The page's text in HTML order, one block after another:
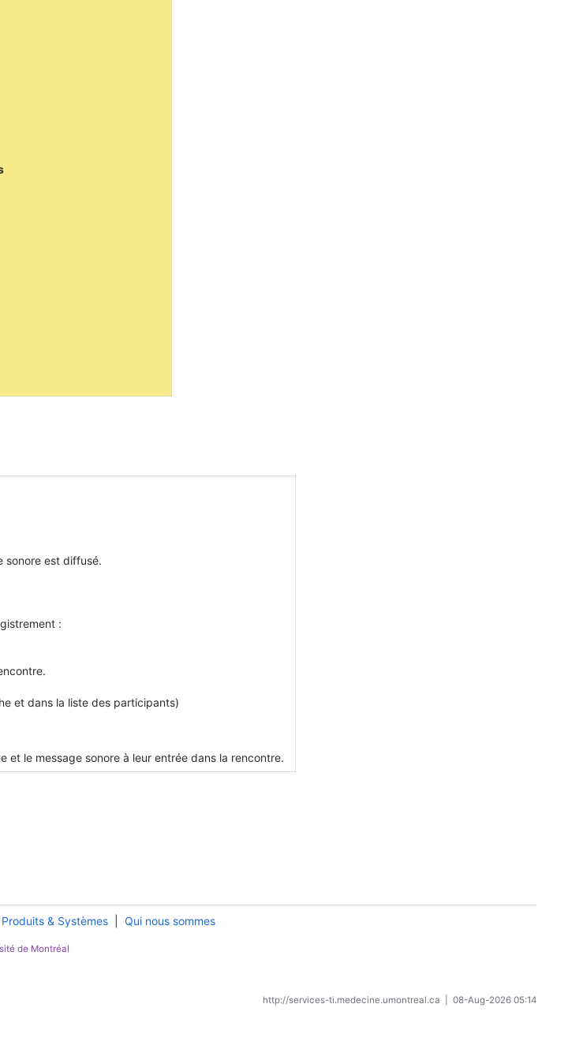
sonore est diffusé.
:
et dans la liste des participants)
et le message sonore à leur entrée dans la rencontre.
Produits & Systèmes Qui nous sommes
de Montréal
http://services-ti.medecine.umontreal.ca 08-Aug-2026 05:14